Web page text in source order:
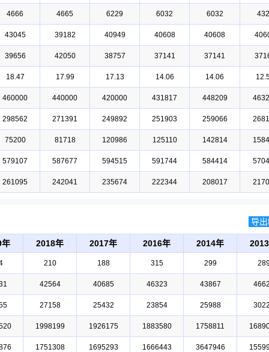
4666 4665 6229 6032 6032
43045 39182 40949 40608 40608
39656 42050 38757 37141 37141
18.47 17.99 17.13 14.06 14.06
460000 440000 420000 431817 448209
298562 271391 249892 251903 259066
75200 81718 120986 125110 142814
579107 587677 594515 591744 584414
261095 242041 235674 222344 208017
导
年 2018年 2017年 2016年 2014年
210 188 315 299
42564 40685 46323 43867
27158 25432 23854 25988
1998199 1926175 1883580 1758811
1751308 1695293 1666443 3647946